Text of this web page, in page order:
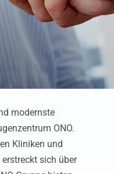
modernste
ONO.
Kliniken und
sich über